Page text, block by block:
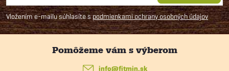
á
p
Vložením e-mailu súhlasíte spodmienkami ochrany osobných údajov
info@fitmin.sk